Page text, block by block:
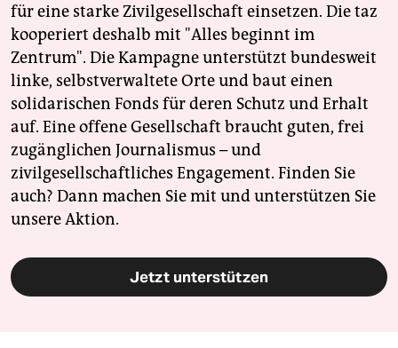
für eine starke Zivilgesellschaft einsetzen. Die taz
kooperiert deshalb mit "Alles beginnt im
Zentrum". Die Kampagne unterstützt bundesweit
linke, selbstverwaltete Orte und baut einen
solidarischen Fonds für deren Schutz und Erhalt
auf. Eine offene Gesellschaft braucht guten, frei
zugänglichen Journalismus – und
zivilgesellschaftliches Engagement. Finden Sie
auch? Dann machen Sie mit und unterstützen Sie
unsere Aktion.
Jetzt unterstützen